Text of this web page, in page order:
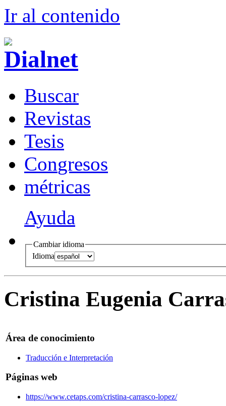
Ir al contenido
Buscar
Revistas
Tesis
Congresos
métricas
Ayuda
Cambiar idioma
Idioma
Cristina Eugenia
Área de conocimiento
Traducción e Interpretación
Páginas web
https://www.cetaps.com/cristina-carrasco-lopez/